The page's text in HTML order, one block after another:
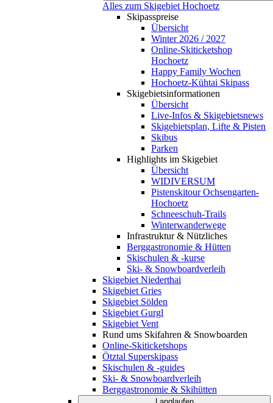
Alles zum Skigebiet Hochoetz
Skipasspreise
Übersicht
Winter 2026 / 2027
Online-Skiticketshop
Hochoetz
Happy Family Wochen
Hochoetz-Kühtai Skipass
Skigebietsinformationen
Übersicht
Live-Infos & Skigebietsnews
Skigebietsplan, Lifte & Pisten
Skibus
Parken
Highlights im Skigebiet
Übersicht
WIDIVERSUM
Pistenskitour Ochsengarten-
Hochoetz
Schneeschuh-Trails
Winterwanderwege
Infrastruktur & Nützliches
Berggastronomie & Hütten
Skischulen & -kurse
Ski- & Snowboardverleih
Skigebiet Niederthai
Skigebiet Gries
Skigebiet Sölden
Skigebiet Gurgl
Skigebiet Vent
Rund ums Skifahren & Snowboarden
Online-Skiticketshops
Ötztal Superskipass
Skischulen & -guides
Ski- & Snowboardverleih
Berggastronomie & Skihütten